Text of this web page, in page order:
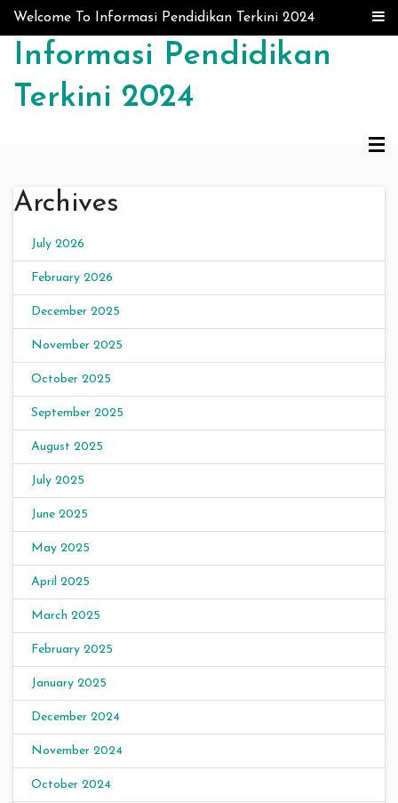
Skip to content
Welcome To Informasi Pendidikan Terkini 2024
Informasi Pendidikan
Terkini 2024
Archives
July 2026
February 2026
December 2025
November 2025
October 2025
September 2025
August 2025
July 2025
June 2025
May 2025
April 2025
March 2025
February 2025
January 2025
December 2024
November 2024
October 2024